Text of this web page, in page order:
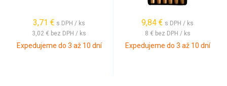
3,71 € s DPH / ks
3,02 € bez DPH / ks
Expedujeme do 3 až 10 dní
9,84 € s DPH / ks
8 € bez DPH / ks
Expedujeme do 3 až 10 dní